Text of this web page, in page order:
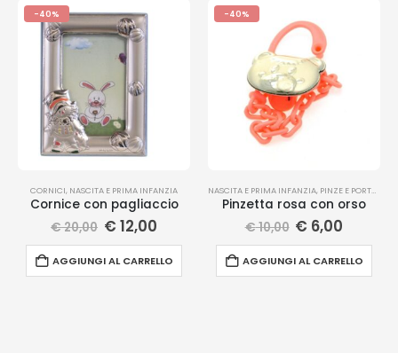
-40%
CORNICI, NASCITA E PRIMA INFANZIA
Cornice con pagliaccio
€20,00 € 12,00
AGGIUNGI AL CARRELLO
-40%
NASCITA E PRIMA INFANZIA, PINZE E PORTACIUCCIO
Pinzetta rosa con orso
€10,00 € 6,00
AGGIUNGI AL CARRELLO